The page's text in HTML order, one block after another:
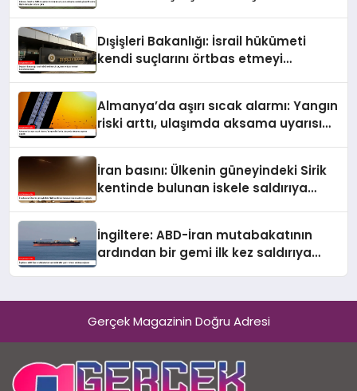
Dışişleri Bakanlığı: İsrail hükümeti
kendi suçlarını örtbas etmeyi
Almanya’da aşırı sıcak alarmı: Yangın
riski arttı, ulaşımda aksama uyarısı
İran basını: Ülkenin güneyindeki Sirik
kentinde bulunan iskele saldırıya
İngiltere: ABD-İran mutabakatının
ardından bir gemi ilk kez saldırıya
Gerçek Magazinin Doğru Adresi